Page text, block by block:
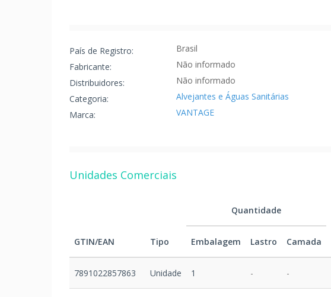
País de Registro:
Brasil
Fabricante:
Não informado
Distribuidores:
Não informado
Categoria:
Alvejantes e Águas Sanitárias
Marca:
VANTAGE
Unidades Comerciais
GTIN/EAN Tipo
Quantidade
Embalagem Lastro Camada
7891022857863 Unidade 1 - -